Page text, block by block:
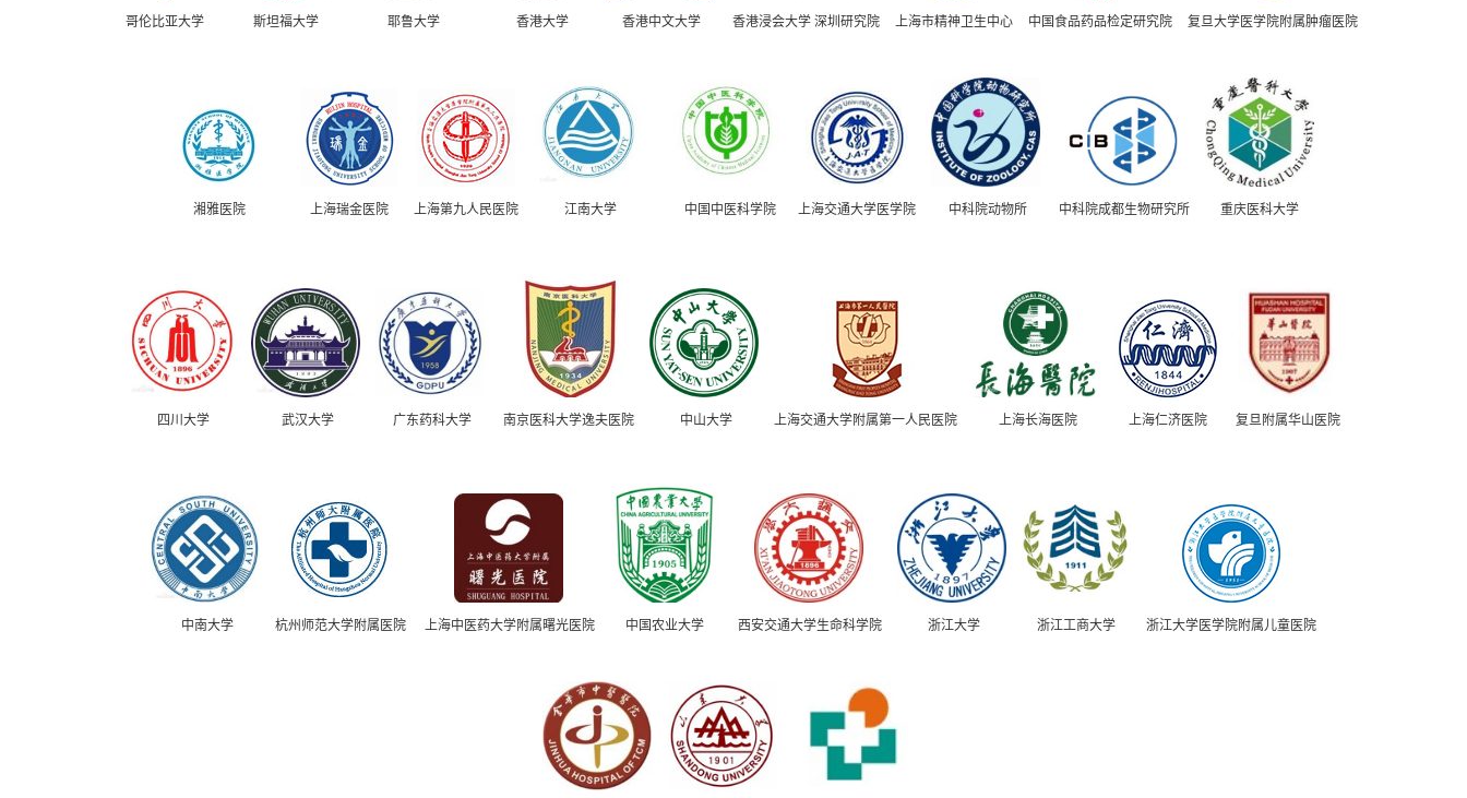
哥伦比亚大学 斯坦福大学 耶鲁大学 香港大学 香港中文大学 香港浸会大学 深圳研究院 上海市精神卫生中心 中国食品药品检定研究院 复旦大学医学院附属肿瘤医院
湘雅医院 上海瑞金医院 上海第九人民医院 江南大学 中国中医科学院 上海交通大学医学院 中科院动物所 中科院成都生物研究所 重庆医科大学
四川大学 武汉大学 广东药科大学 南京医科大学逸夫医院 中山大学 上海交通大学附属第一人民医院 上海长海医院 上海仁济医院 复旦附属华山医院
中南大学 杭州师范大学附属医院 上海中医药大学附属曙光医院 中国农业大学 西安交通大学生命科学院 浙江大学 浙江工商大学 浙江大学医学院附属儿童医院